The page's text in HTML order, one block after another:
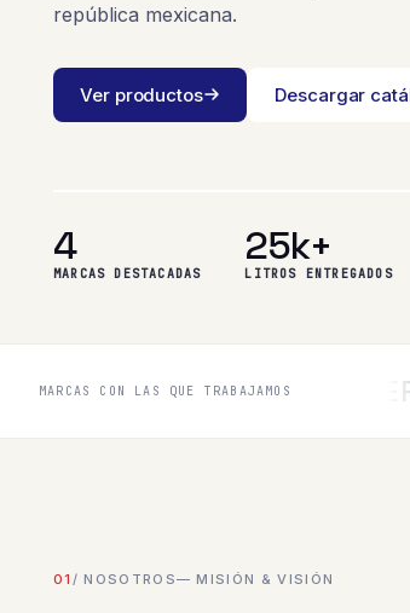
república mexicana.
Ver productos Descargar
4
MARCAS DESTACADAS
25k+
LITROS ENTREGADOS
MARCAS CON LAS QUE TRABAJAMOS
PHILLIPS 66MOBILINTERLUB
01 / NOSOTROS— MISIÓN & VISIÓN